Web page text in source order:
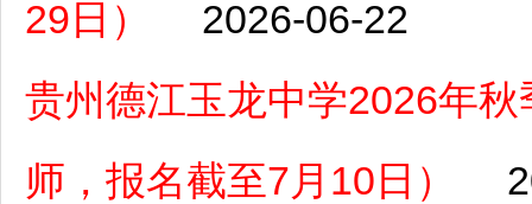
29日）
2026-06-22
贵州德江玉龙中学2026年
师，报名截至7月10日）